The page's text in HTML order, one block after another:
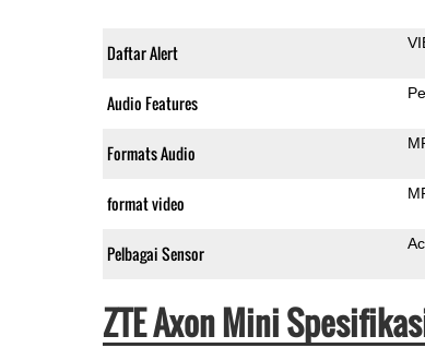
Daftar Alert
Audio Features
Formats Audio
format video
Pelbagai Sensor
ZTE Axon Mini